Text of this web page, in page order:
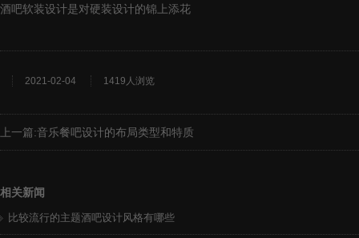
酒吧软装设计是对硬装设计的锦上添花
2021-02-04 1419人浏览
上一篇:音乐餐吧设计的布局类型和特质
相关新闻
比较流行的主题酒吧设计风格有哪些